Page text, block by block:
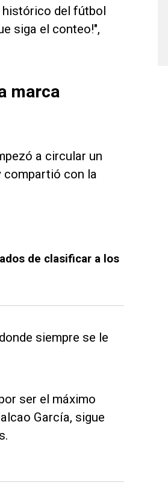
histórico del fútbol
siga el conteo!",
marca
a circular un
compartió con la
de clasificar a los
siempre se le
ser el máximo
García, sigue